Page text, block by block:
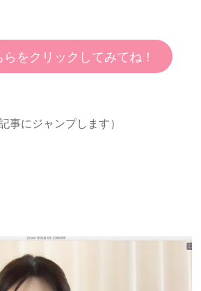
をクリックしてみてね！
事にジャンプします）